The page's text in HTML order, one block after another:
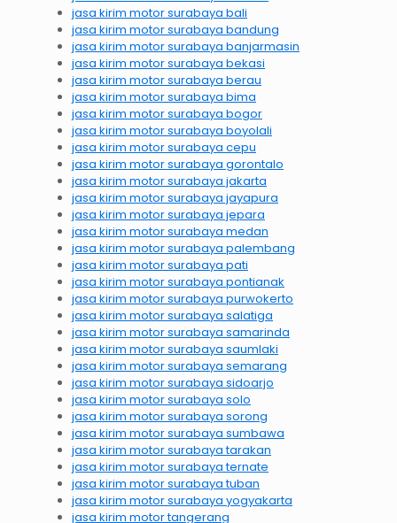
jasa kirim motor surabaya bali
jasa kirim motor surabaya bandung
jasa kirim motor surabaya banjarmasin
jasa kirim motor surabaya bekasi
jasa kirim motor surabaya berau
jasa kirim motor surabaya bima
jasa kirim motor surabaya bogor
jasa kirim motor surabaya boyolali
jasa kirim motor surabaya cepu
jasa kirim motor surabaya gorontalo
jasa kirim motor surabaya jakarta
jasa kirim motor surabaya jayapura
jasa kirim motor surabaya jepara
jasa kirim motor surabaya medan
jasa kirim motor surabaya palembang
jasa kirim motor surabaya pati
jasa kirim motor surabaya pontianak
jasa kirim motor surabaya purwokerto
jasa kirim motor surabaya salatiga
jasa kirim motor surabaya samarinda
jasa kirim motor surabaya saumlaki
jasa kirim motor surabaya semarang
jasa kirim motor surabaya sidoarjo
jasa kirim motor surabaya solo
jasa kirim motor surabaya sorong
jasa kirim motor surabaya sumbawa
jasa kirim motor surabaya tarakan
jasa kirim motor surabaya ternate
jasa kirim motor surabaya tuban
jasa kirim motor surabaya yogyakarta
jasa kirim motor tangerang